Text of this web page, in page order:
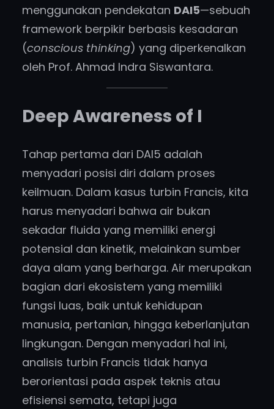
menggunakan pendekatan DAI5—sebuah
framework berpikir berbasis kesadaran
(conscious thinking) yang diperkenalkan
oleh Prof. Ahmad Indra Siswantara.
Deep Awareness of I
Tahap pertama dari DAI5 adalah
menyadari posisi diri dalam proses
keilmuan. Dalam kasus turbin Francis, kita
harus menyadari bahwa air bukan
sekadar fluida yang memiliki energi
potensial dan kinetik, melainkan sumber
daya alam yang berharga. Air merupakan
bagian dari ekosistem yang memiliki
fungsi luas, baik untuk kehidupan
manusia, pertanian, hingga keberlanjutan
lingkungan. Dengan menyadari hal ini,
analisis turbin Francis tidak hanya
berorientasi pada aspek teknis atau
efisiensi semata, tetapi juga